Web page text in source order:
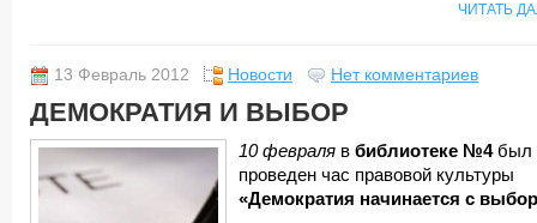
ЧИТАТЬ
13 Февраль 2012 Новости Нет комментариев
ДЕМОКРАТИЯ И ВЫБОР
10 февраля в библиотеке №4был
проведен час правовой культуры
«Демократия начинается с